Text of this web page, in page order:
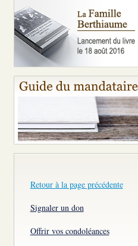
Retour à la page précédente
Signaler un don
Offrir vos condoléances